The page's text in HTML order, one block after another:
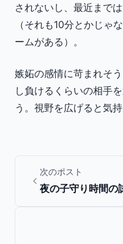
されないし、最近まで
（それも10分とかじゃ
ームがある）。
嫉妬の感情に苛まれそ
し負けるくらいの相手
う。視野を広げると気
次のポスト
夜の子守り時間の